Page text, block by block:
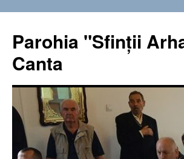
conținut
Parohia "Sfinţii
Canta